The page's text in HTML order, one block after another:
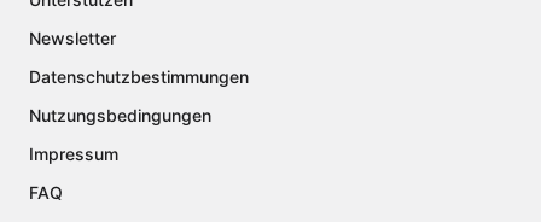
Newsletter
Datenschutzbestimmungen
Nutzungsbedingungen
Impressum
FAQ